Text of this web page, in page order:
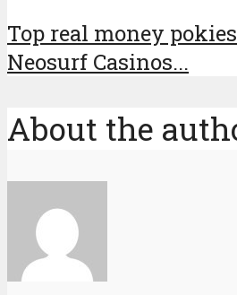
Top real money
Neosurf Casinos...
About the